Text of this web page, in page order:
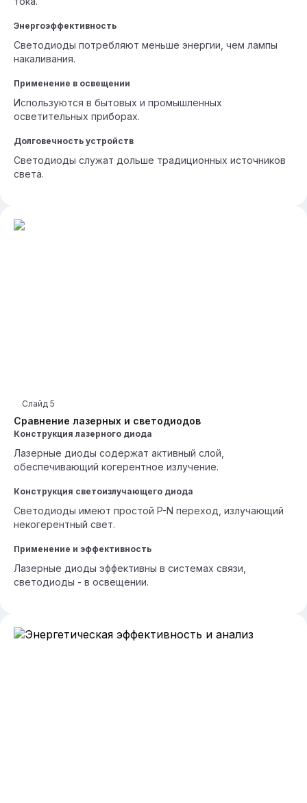
Энергоэффективность
Светодиоды потребляют меньше энергии, чем лампы
накаливания.
Применение в освещении
Используются в бытовых и промышленных
осветительных приборах.
Долговечность устройств
Светодиоды служат дольше традиционных источников
света.
Сравнение лазерных и светодиодов
Слайд 5
Конструкция лазерного диода
Лазерные диоды содержат активный слой,
обеспечивающий когерентное излучение.
Конструкция светоизлучающего диода
Светодиоды имеют простой P-N переход, излучающий
некогерентный свет.
Применение и эффективность
Лазерные диоды эффективны в системах связи,
светодиоды - в освещении.